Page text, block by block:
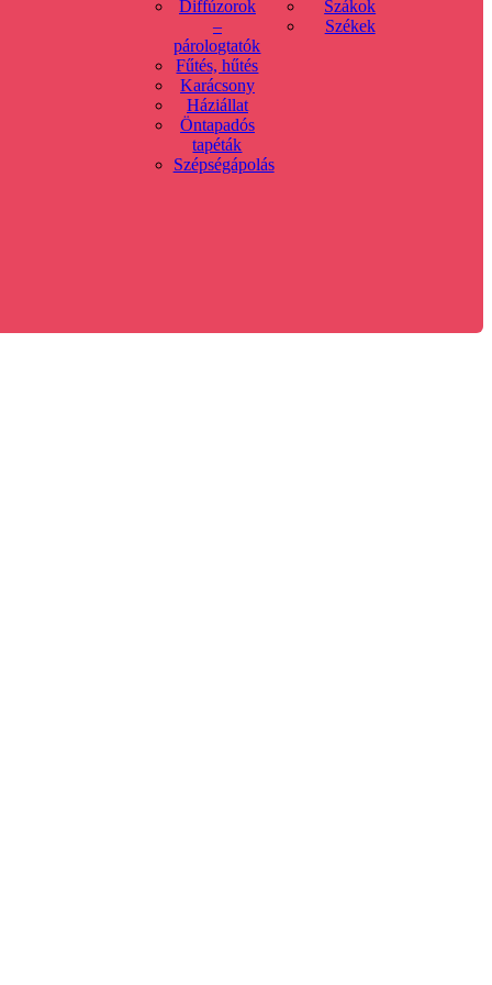
Diffúzorok
–
párologtatók
Fűtés, hűtés
Karácsony
Háziállat
Öntapadós
tapéták
Szépségápolás
Szákok
Székek